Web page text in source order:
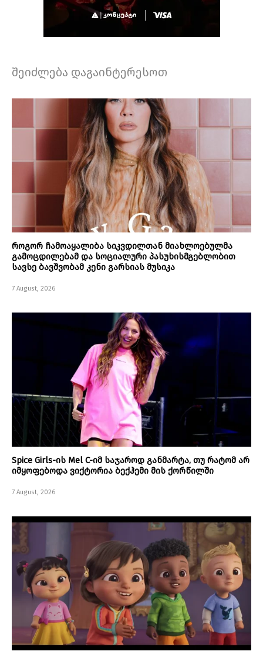
შეიძლება დაგაინტერესოთ
როგორ ჩამოაყალიბა სიკვდილთან მიახლოებულმა
გამოცდილებამ და სოციალური პასუხისმგებლობით
სავსე ბავშვობამ კენი გარსიას მუსიკა
7 August, 2026
Spice Girls-ის Mel C-იმ საჯაროდ განმარტა, თუ რატომ არ
იმყოფებოდა ვიქტორია ბექჰემი მის ქორწილში
7 August, 2026